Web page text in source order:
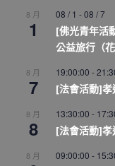
8 月
1
08 / 1 -08 / 7
[佛光青年活
公益旅行（花
8 月
7
19:00:00 -
[法會活動]
8 月
8
13:30:00 -
[法會活動]
8 月 09:00:00 -